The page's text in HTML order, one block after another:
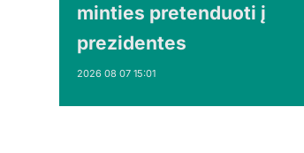
minties pretenduoti į
prezidentes
2026 08 07 15:01